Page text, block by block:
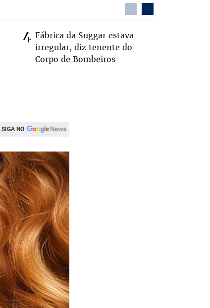
Fábrica da Suggar estava
irregular, diz tenente do
Corpo de Bombeiros
SIGA NO